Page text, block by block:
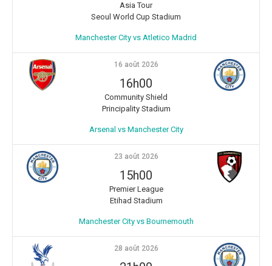
Asia Tour
Seoul World Cup Stadium
Manchester City vs Atletico Madrid
16 août 2026
16h00
Community Shield
Principality Stadium
Arsenal vs Manchester City
23 août 2026
15h00
Premier League
Etihad Stadium
Manchester City vs Bournemouth
28 août 2026